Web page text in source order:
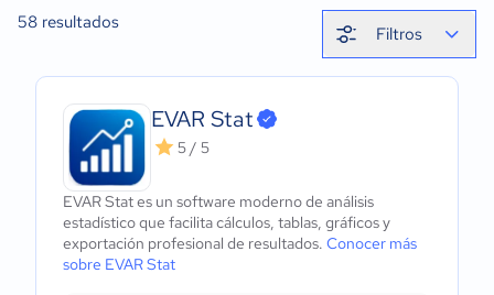
58 resultados
Filtros
EVAR Stat
5 / 5
EVAR Stat es un software moderno de análisis
estadístico que facilita cálculos, tablas, gráficos y
exportación profesional de resultados. Conocer más
sobre EVAR Stat